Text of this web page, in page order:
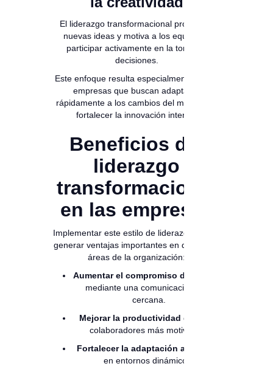
El liderazgo transformacional promueve
nuevas ideas y motiva a los equipos a
participar activamente en la toma de
decisiones.
Este enfoque resulta especialmente útil en
empresas que buscan adaptarse
rápidamente a los cambios del mercado y
fortalecer la innovación interna.
Beneficios del
liderazgo
transformacional
en las empresas
Implementar este estilo de liderazgo puede
generar ventajas importantes en diferentes
áreas de la organización:
Aumentar el compromiso del equipo
mediante una comunicación más
cercana.
Mejorar la productividad gracias a
colaboradores más motivados.
Fortalecer la adaptación al cambio
en entornos dinámicos.